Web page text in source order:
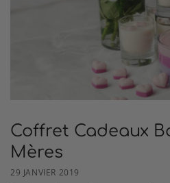
Coffret Cadeaux
Mères
29 JANVIER 2019